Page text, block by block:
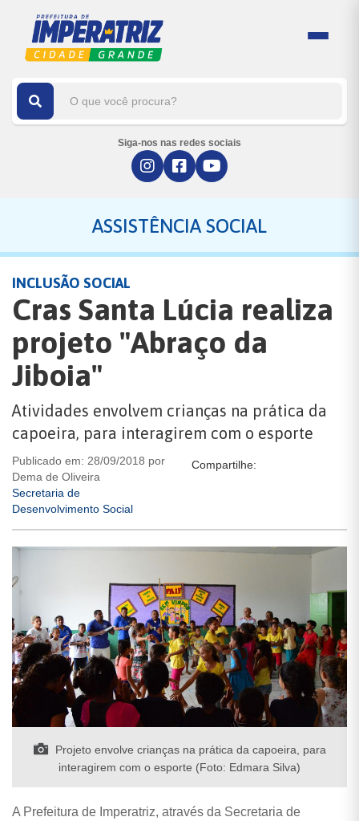
Siga-nos nas redes sociais
ASSISTÊNCIA SOCIAL
INCLUSÃO SOCIAL
Cras Santa Lúcia realiza
projeto "Abraço da
Jiboia"
Atividades envolvem crianças na prática da
capoeira, para interagirem com o esporte
Publicado em: 28/09/2018 por
Dema de Oliveira
Secretaria de
Desenvolvimento Social
Compartilhe:
Projeto envolve crianças na prática da capoeira, para
interagirem com o esporte (Foto: Edmara Silva)
A Prefeitura de Imperatriz, através da Secretaria de